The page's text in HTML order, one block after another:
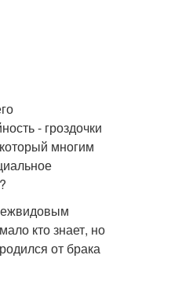
- гроздочки
многим
кто знает, но
от брака